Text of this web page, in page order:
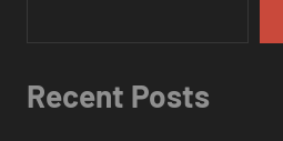
Recent Posts